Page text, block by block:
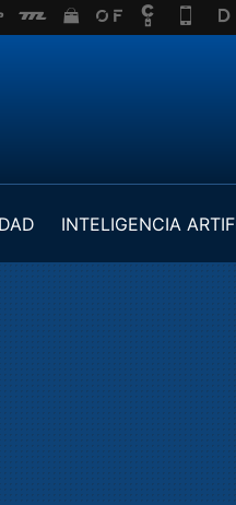
INTELIGENCIA